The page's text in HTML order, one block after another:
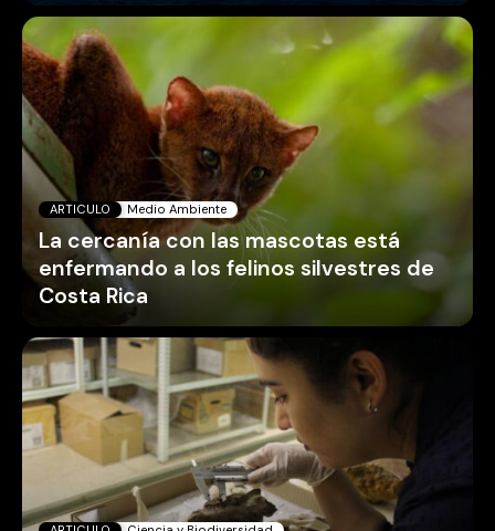
ARTICULO Medio Ambiente
La cercanía con las mascotas está
enfermando a los felinos silvestres de
Costa Rica